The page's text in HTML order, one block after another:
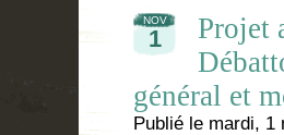
NOV
1
Projet
général et
Publié le mardi, 1